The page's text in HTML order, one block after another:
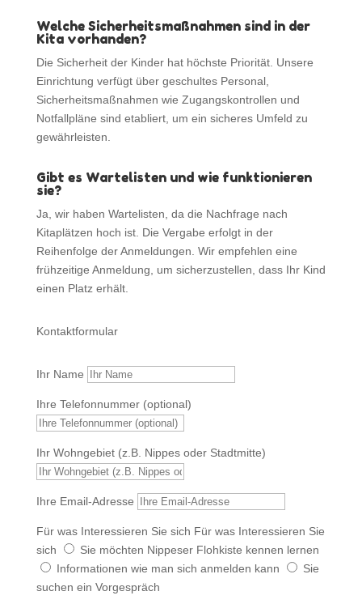
Welche Sicherheitsmaßnahmen sind in der
Kita vorhanden?
Die Sicherheit der Kinder hat höchste Priorität. Unsere
Einrichtung verfügt über geschultes Personal,
Sicherheitsmaßnahmen wie Zugangskontrollen und
Notfallpläne sind etabliert, um ein sicheres Umfeld zu
gewährleisten.
Gibt es Wartelisten und wie funktionieren
sie?
Ja, wir haben Wartelisten, da die Nachfrage nach
Kitaplätzen hoch ist. Die Vergabe erfolgt in der
Reihenfolge der Anmeldungen. Wir empfehlen eine
frühzeitige Anmeldung, um sicherzustellen, dass Ihr Kind
einen Platz erhält.
Kontaktformular
Ihr Name
Ihre Telefonnummer (optional)
Ihr Wohngebiet (z.B. Nippes oder Stadtmitte)
Ihre Email-Adresse
Für was Interessieren Sie sich Für was Interessieren Sie
sich
Sie möchten Nippeser Flohkiste kennen lernen
Informationen wie man sich anmelden kann
Sie
suchen ein Vorgespräch